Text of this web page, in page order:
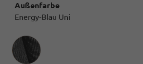
Außenfarbe
Energy-Blau Uni
Innenausstattung